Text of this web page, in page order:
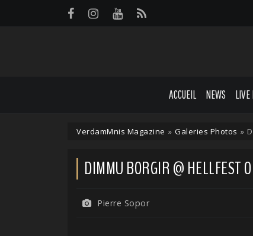
ACCUEIL NEWS LIVE
VerdamMnis Magazine » Galeries Photos »
DIMMU BORGIR @ HELLFEST
Pierre Sopor
Panneau de gestion des cookies